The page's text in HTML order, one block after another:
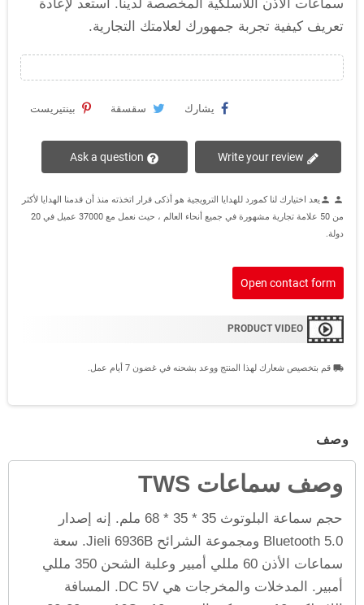
سماعات الأذن اللاسلكية المخصصة لدينا. استعد لإعادة
تعريف كيفية تجربة جمهورك لعلامتك التجارية.
يشارك سقسقة بينتيريست
person
person يعد اختيارك لنا كمورد للهدايا الترويجية هو أذكى قرار اتخذته منذ أن قدمنا الهدايا لأكثر
من 50 علامة تجارية مشهورة في جميع أنحاء العالم ، حيث نعمل مع 37000 عميل في 20
دولة.
Open contact form
PRODUCT VIDEO
local_shipping قم بتخصيص شعارك لهذا المنتج ووعد بشحنه في غضون 7 أيام عمل.
وصف
وصف سماعات TWS
حجم سماعة البلوتوث 35 * 35 * 68 ملم. إنه إصدار
Bluetooth 5.0 ومجموعة الشرائح Jieli 6936B. سعة
سماعات الأذن 60 مللي أمبير وعلبة الشحن 350 مللي
أمبير. المدخلات والمخرجات هي DC 5V. المسافة